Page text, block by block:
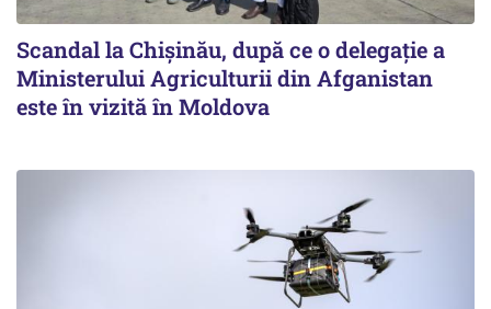
Scandal la Chișinău, după ce o delegație a
Ministerului Agriculturii din Afganistan
este în vizită în Moldova